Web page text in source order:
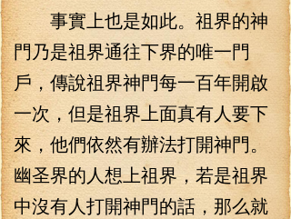
事實上也是如此。祖界的神
門乃是祖界通往下界的唯一門
戶，傳說祖界神門每一百年開啟
一次，但是祖界上面真有人要下
來，他們依然有辦法打開神門。
幽圣界的人想上祖界，若是祖界
中沒有人打開神門的話，那么就